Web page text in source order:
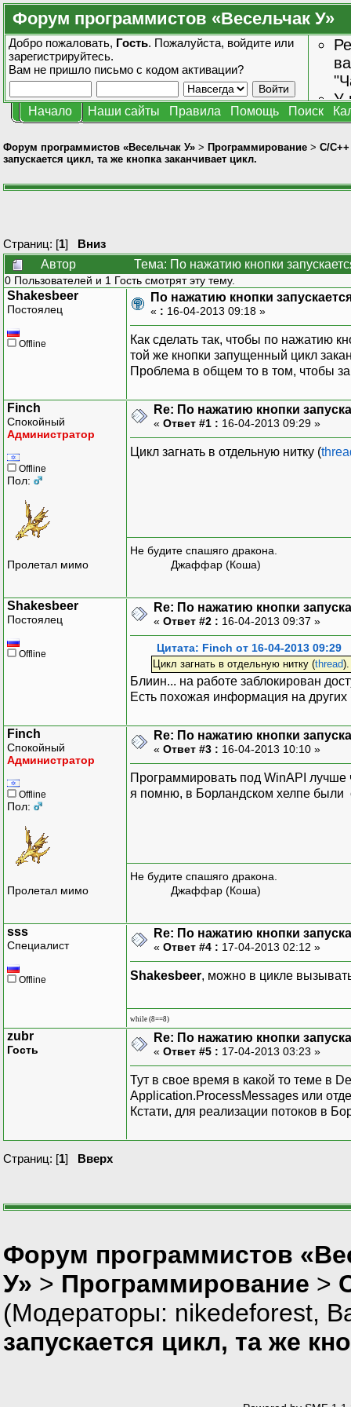
Форум программистов «Весельчак У»
Добро пожаловать, Гость. Пожалуйста, войдите или
зарегистрируйтесь.
Вам не пришло письмо с кодом активации?
У
Начало Наши сайты Правила Помощь Поиск
Форум программистов «Весельчак У» > Программирование > C/C++
запускается цикл, та же кнопка заканчивает цикл.
Страниц: [1] Вниз
Автор
Тема: По нажатию кнопки
0 Пользователей и 1 Гость смотрят эту тему.
Shakesbeer
Постоялец
Offline
По нажатию кнопки
« : 16-04-2013 09:18 »
Как сделать так, чтобы по нажатию
той же кнопки запущенный цикл
Проблема в общем то в том, чтобы
Finch
Спокойный
Администратор
Offline
Пол:
Пролетал мимо
Re: По нажатию кнопки
« Ответ #1 : 16-04-2013 09:29 »
Цикл загнать в отдельную нитку (
Не будите спашяго дракона.
Джаффар (Коша)
Shakesbeer
Постоялец
Offline
Re: По нажатию кнопки
« Ответ #2 : 16-04-2013 09:37 »
Цитата: Finch от 16-04-2013 09:29
Цикл загнать в отдельную нитку (thread
Блиин... на работе заблокирован
Есть похожая информация на других
Finch
Спокойный
Администратор
Offline
Пол:
Пролетал мимо
Re: По нажатию кнопки
« Ответ #3 : 16-04-2013 10:10 »
Программировать под WinAPI лучше
я помню, в Борландском хелпе были
Не будите спашяго дракона.
Джаффар (Коша)
sss
Специалист
Offline
Re: По нажатию кнопки
« Ответ #4 : 17-04-2013 02:12 »
Shakesbeer, можно в цикле
while (8==8)
zubr
Гость
Re: По нажатию кнопки
« Ответ #5 : 17-04-2013 03:23 »
Тут в свое время в какой то теме в
Application.ProcessMessages или
Кстати, для реализации потоков в
Страниц: [1] Вверх
Форум программистов
У» > Программирование >
(Модераторы: nikedeforest,
запускается цикл, та же